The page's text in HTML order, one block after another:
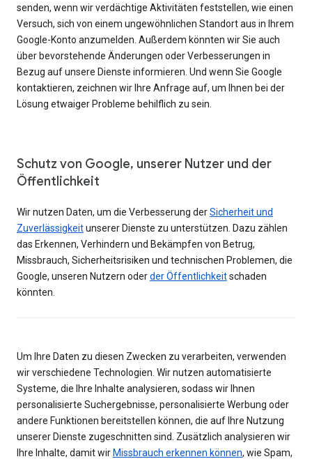
senden, wenn wir verdächtige Aktivitäten feststellen, wie einen
Versuch, sich von einem ungewöhnlichen Standort aus in Ihrem
Google-Konto anzumelden. Außerdem könnten wir Sie auch
über bevorstehende Änderungen oder Verbesserungen in
Bezug auf unsere Dienste informieren. Und wenn Sie Google
kontaktieren, zeichnen wir Ihre Anfrage auf, um Ihnen bei der
Lösung etwaiger Probleme behilflich zu sein.
Schutz von Google, unserer Nutzer und der
Öffentlichkeit
Wir nutzen Daten, um die Verbesserung derSicherheit und
Zuverlässigkeitunserer Dienste zu unterstützen. Dazu zählen
das Erkennen, Verhindern und Bekämpfen von Betrug,
Missbrauch, Sicherheitsrisiken und technischen Problemen, die
Google, unseren Nutzern oderder Öffentlichkeitschaden
könnten.
Um Ihre Daten zu diesen Zwecken zu verarbeiten, verwenden
wir verschiedene Technologien. Wir nutzen automatisierte
Systeme, die Ihre Inhalte analysieren, sodass wir Ihnen
personalisierte Suchergebnisse, personalisierte Werbung oder
andere Funktionen bereitstellen können, die auf Ihre Nutzung
unserer Dienste zugeschnitten sind. Zusätzlich analysieren wir
Ihre Inhalte, damit wir Missbrauch erkennen können, wie Spam,